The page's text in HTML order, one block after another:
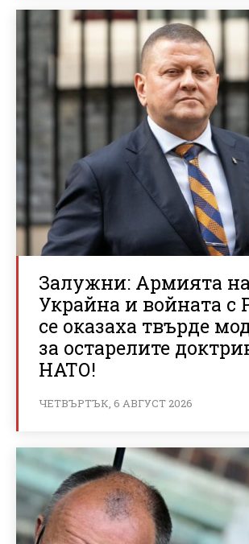
Залужни: Армията на
Украйна и войната с
се оказаха твърде
за остарелите
НАТО!
ЧЕТВЪРТЪК, 6 АВГУСТ 2026